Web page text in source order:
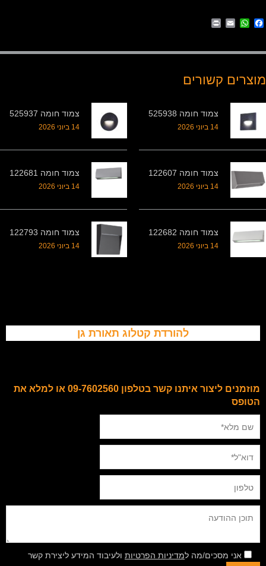
Facebook
WhatsApp
Email
מוצרים קשורים
צמוד חומה 525938
14 ביוני 2026
צמוד חומה 525937
14 ביוני 2026
צמוד חומה 122607
14 ביוני 2026
צמוד חומה 122681
14 ביוני 2026
צמוד חומה 122682
14 ביוני 2026
צמוד חומה 122793
14 ביוני 2026
להורדת קטלוג תאורת גן
מוזמנים ליצור איתנו קשר בטלפון 09-7602560 או למלא את
הטופס
אני מסכים/מה למדיניות הפרטיות ולעיבוד המידע ליצירת קשר